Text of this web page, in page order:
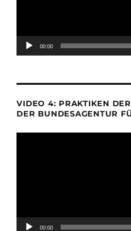
00:00
VIDEO 4: PRAKTIKEN
DER BUNDESAGENTUR
00:00